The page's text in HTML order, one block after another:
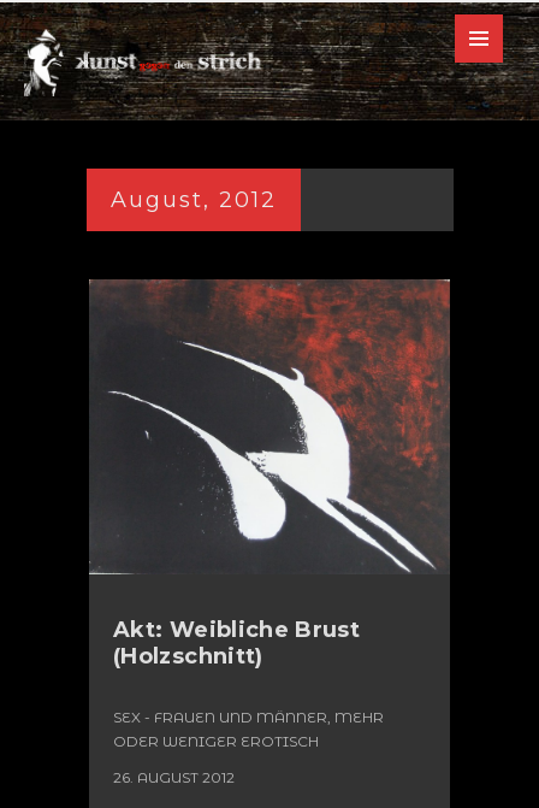
August, 2012
Akt: Weibliche Brust
(Holzschnitt)
SEX - FRAUEN UND MÄNNER, MEHR
ODER WENIGER EROTISCH
26. AUGUST 2012